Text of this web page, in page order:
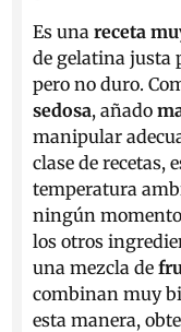
Es unareceta
de gelatina justa
pero no duro.
sedosa, añado
manipular
clase de recetas,
temperatura
ningún
los otros
una mezcla de
combinan muy
esta manera,